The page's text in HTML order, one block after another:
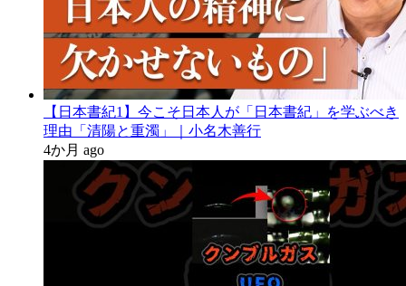
【日本書紀1】今こそ日本人が「日本書紀」を学ぶべき
理由「清陽と重濁」｜小名木善行
4か月 ago